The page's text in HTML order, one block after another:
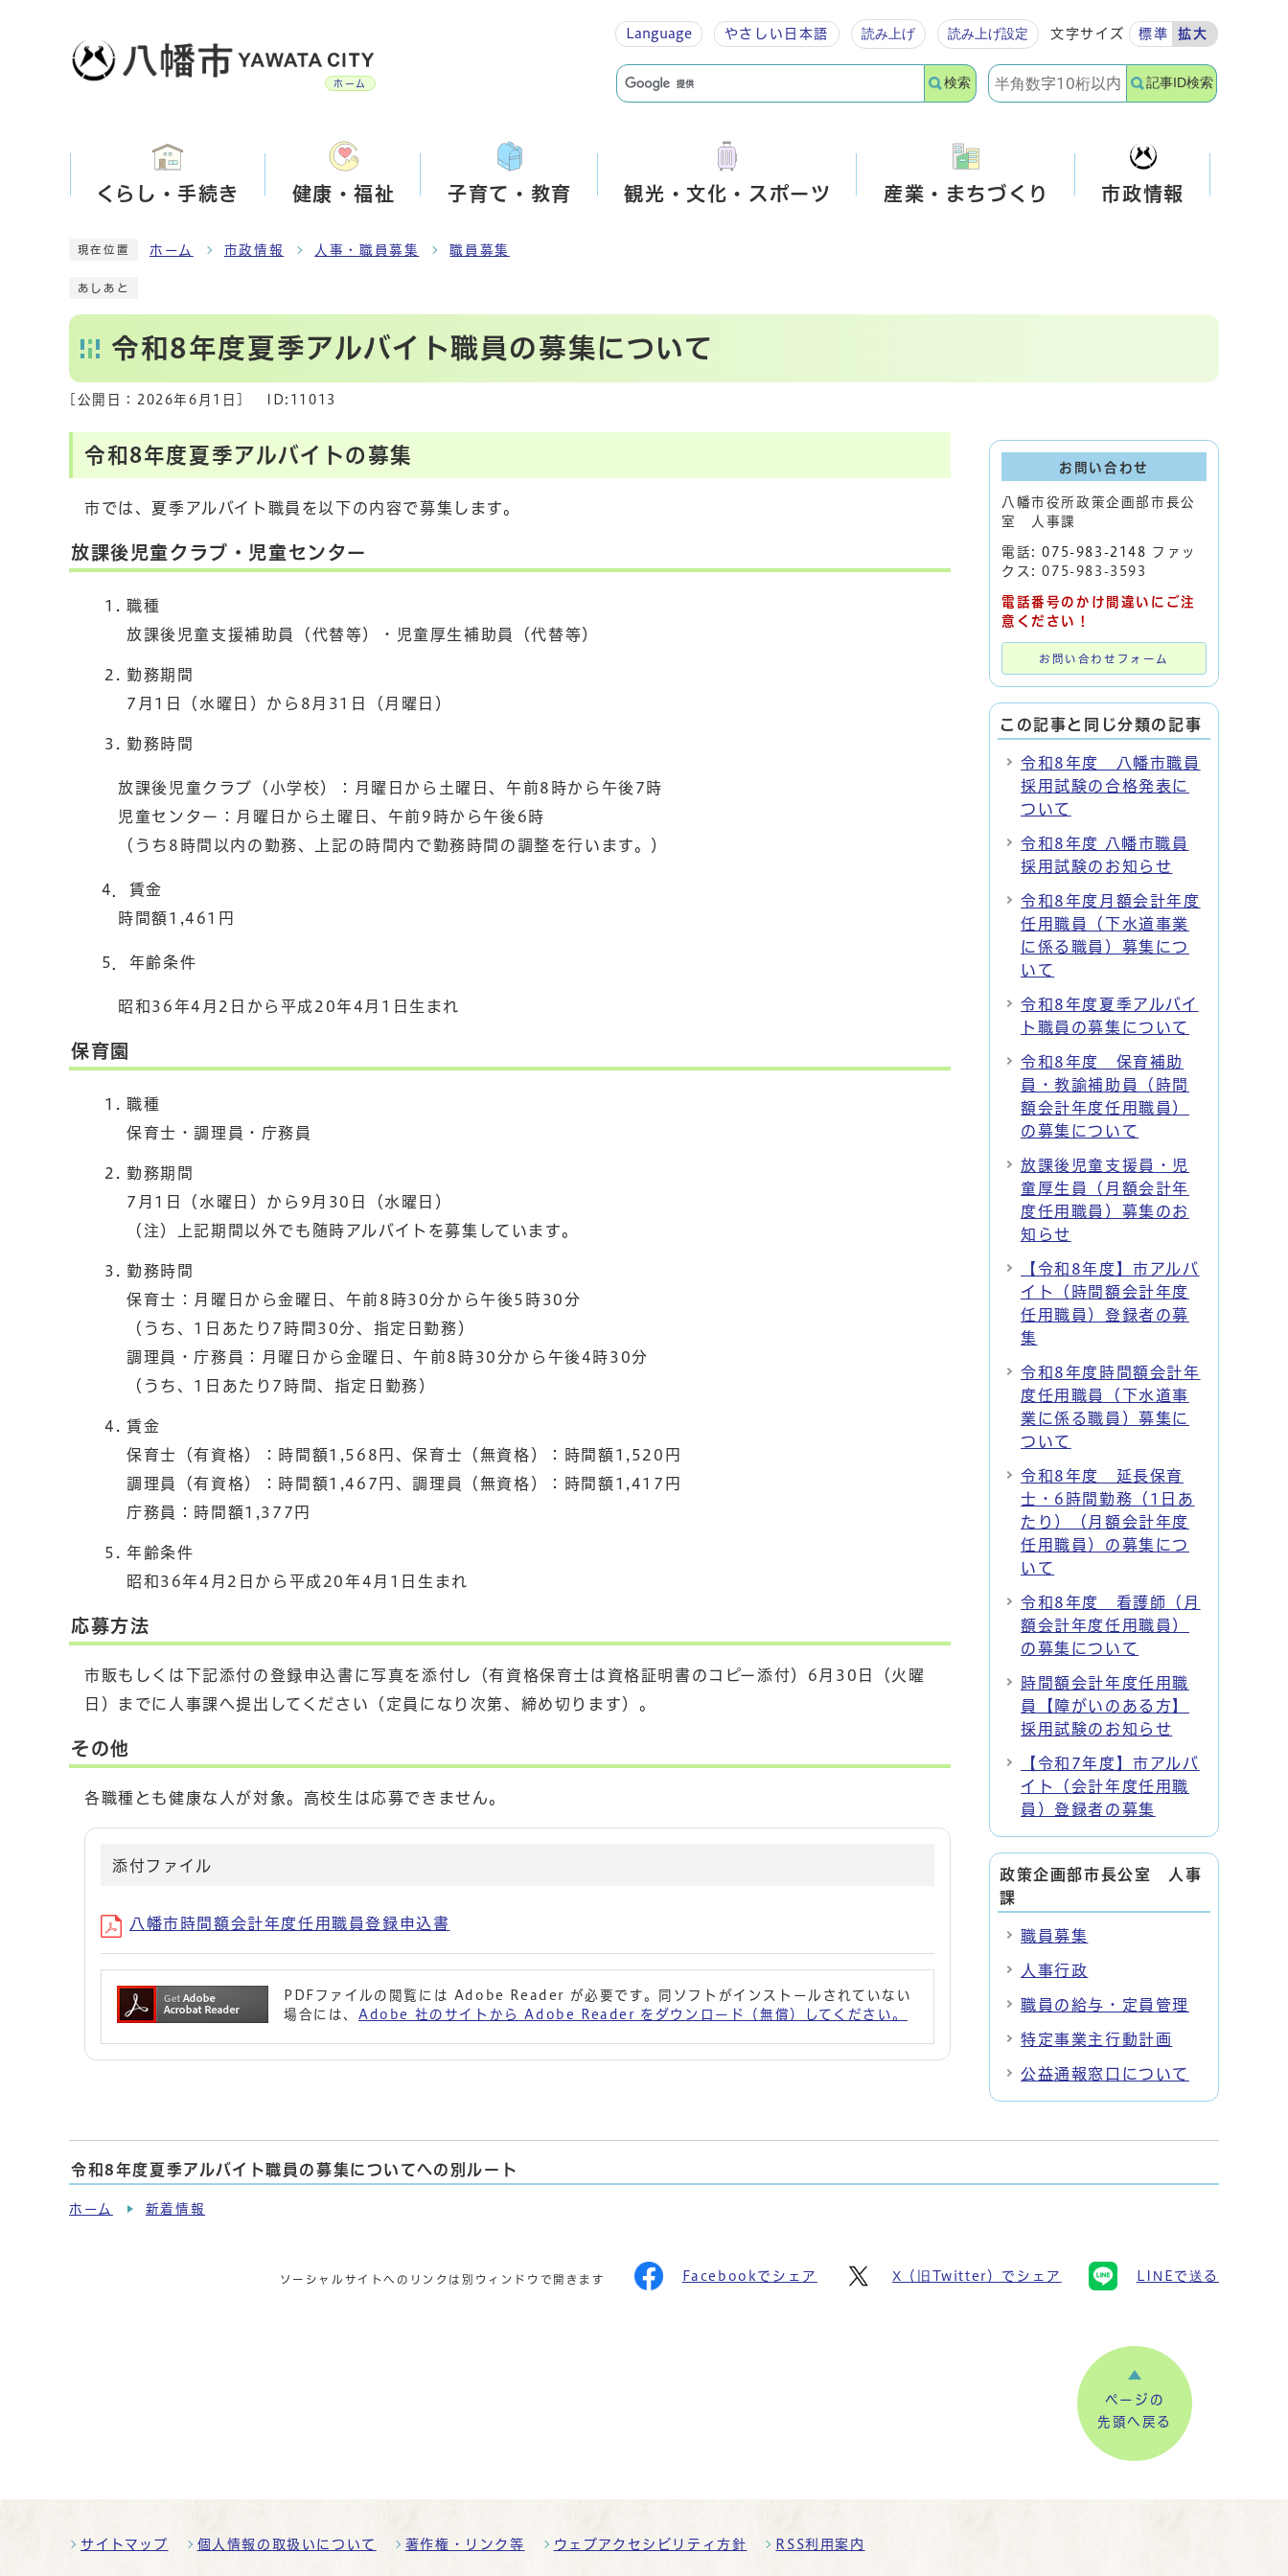
ホーム
Language やさしい 日本語 読み上げ 読み上げ設定 文字サイズ 標準 拡大
検索 記事ID検索
くらし・手続き 健康・福祉 子育て・教育 観光・文化・スポーツ 産業・まちづくり 市政情報
現在位置 ホーム 市政情報 人事・職員募集 職員募集
あしあと
令和8年度夏季アルバイト職員の募集について
[公開日： 2026年6月1日 ID:11013
令和8年度夏季アルバイトの募集
市では、夏季アルバイト職員を以下の内容で募集します。
放課後児童クラブ・児童センター
職種
放課後児童支援補助員（代替等）・児童厚生補助員（代替等）
勤務期間
7月1日（水曜日）から8月31日（月曜日）
勤務時間
放課後児童クラブ（小学校）：月曜日から土曜日、午前8時から午後7時
児童センター：月曜日から土曜日、午前9時から午後6時
（うち8時間以内の勤務、上記の時間内で勤務時間の調整を行います。）
4．賃金
時間額1,461円
5．年齢条件
昭和36年4月2日から平成20年4月1日生まれ
保育園
職種
保育士・調理員・庁務員
勤務期間
7月1日（水曜日）から9月30日（水曜日）
（注）上記期間以外でも随時アルバイトを募集しています。
勤務時間
保育士：月曜日から金曜日、午前8時30分から午後5時30分
（うち、1日あたり7時間30分、指定日勤務）
調理員・庁務員：月曜日から金曜日、午前8時30分から午後4時30分
（うち、1日あたり7時間、指定日勤務）
賃金
保育士（有資格）：時間額1,568円、保育士（無資格）：時間額1,520円
調理員（有資格）：時間額1,467円、調理員（無資格）：時間額1,417円
庁務員：時間額1,377円
年齢条件
昭和36年4月2日から平成20年4月1日生まれ
応募方法
市販もしくは下記添付の登録申込書に写真を添付し（有資格保育士は資格証明書のコピー添付）6月30日（火曜
日）までに人事課へ提出してください（定員になり次第、締め切ります）。
その他
各職種とも健康な人が対象。高校生は応募できません。
添付ファイル
八幡市時間額会計年度任用職員登録申込書
PDFファイルの閲覧には Adobe Reader が必要です。同ソフトがインストールされていない
場合には、 Adobe 社のサイトから Adobe Reader をダウンロード（無償）してください。
お問い合わせ
八幡市役所政策企画部市長公
室 人事課
電話:075-983-2148 ファッ
クス: 075-983-3593
電話番号のかけ間違いにご注
意ください！
お問い合わせフォーム
この記事と同じ分類の記事
令和8年度 八幡市職員
採用試験の合格発表に
ついて
令和8年度 八幡市職員
採用試験のお知らせ
令和8年度月額会計年度
任用職員（下水道事業
に係る職員）募集につ
いて
令和8年度夏季アルバイ
ト職員の募集について
令和8年度 保育補助
員・教諭補助員（時間
額会計年度任用職員）
の募集について
放課後児童支援員・児
童厚生員（月額会計年
度任用職員）募集のお
知らせ
【令和8年度】市アルバ
イト（時間額会計年度
任用職員）登録者の募
集
令和8年度時間額会計年
度任用職員（下水道事
業に係る職員）募集に
ついて
令和8年度 延長保育
士・6時間勤務（1日あ
たり）（月額会計年度
任用職員）の募集につ
いて
令和8年度 看護師（月
額会計年度任用職員）
の募集について
時間額会計年度任用職
員【障がいのある方】
採用試験のお知らせ
【令和7年度】市アルバ
イト（会計年度任用職
員）登録者の募集
政策企画部市長公室 人事
課
職員募集
人事行政
職員の給与・定員管理
特定事業主行動計画
公益通報窓口について
令和8年度夏季アルバイト職員の募集についてへの別ルート
ホーム 新着情報
ソーシャルサイトへのリンクは別ウィンドウで開きます Facebookでシェア X（旧Twitter）でシェア LINEで送る
ページの
先頭へ戻る
サイトマップ 個人情報の取扱いについて 著作権・リンク等 ウェブアクセシビリティ方針 RSS利用案内